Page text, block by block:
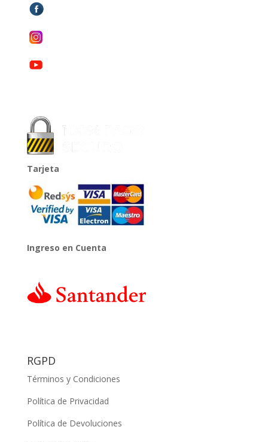
Tarjeta
Ingreso en Cuenta
RGPD
Términos y Condiciones
Política de Privacidad
Política de Devoluciones